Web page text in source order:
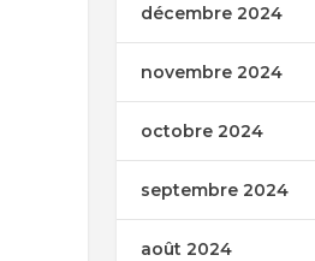
décembre 2024
novembre 2024
octobre 2024
septembre 2024
août 2024